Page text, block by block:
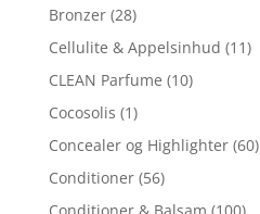
Bronzer (28)
Cellulite & Appelsinhud (11)
CLEAN Parfume (10)
Cocosolis (1)
Concealer og Highlighter (60)
Conditioner (56)